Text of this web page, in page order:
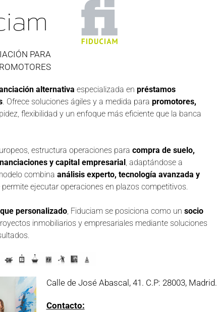
PARA
alternativa especializada en préstamos
. Ofrece soluciones ágiles y a medida para promotores,
flexibilidad y un enfoque más eficiente que la banca
estructura operaciones para compra de suelo,
y capital empresarial, adaptándose a
combina análisis experto, tecnología avanzada y
permite ejecutar operaciones en plazos competitivos.
personalizado, Fiduciam se posiciona como un socio
inmobiliarios y empresariales mediante soluciones
Calle de José Abascal, 41. C.P: 28003, Madrid.
Contacto: